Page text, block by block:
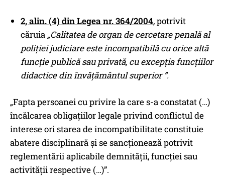
2, alin. (4) din Legea nr. 364/2004,potrivit
căruia „Calitatea de organ de cercetare penală al
poliției judiciare este incompatibilă cu orice altă
funcție publică sau privată, cu excepția funcțiilor
didactice din învățământul superior ”.
„Fapta persoanei cu privire la care s-a constatat (…)
încălcarea obligațiilor legale privind conflictul de
interese ori starea de incompatibilitate constituie
abatere disciplinară și se sancționează potrivit
reglementării aplicabile demnității, funcției sau
activității respective (…)”.